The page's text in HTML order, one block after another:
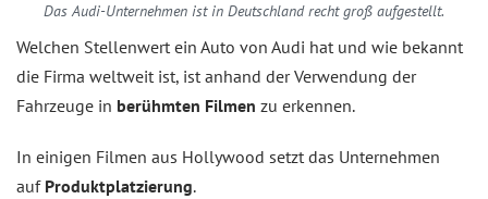
Das Audi-Unternehmen ist in Deutschland recht groß aufgestellt.
Welchen Stellenwert ein Auto von Audi hat und wie bekannt
die Firma weltweit ist, ist anhand der Verwendung der
Fahrzeuge in berühmten Filmen zu erkennen.
In einigen Filmen aus Hollywood setzt das Unternehmen
auf Produktplatzierung.